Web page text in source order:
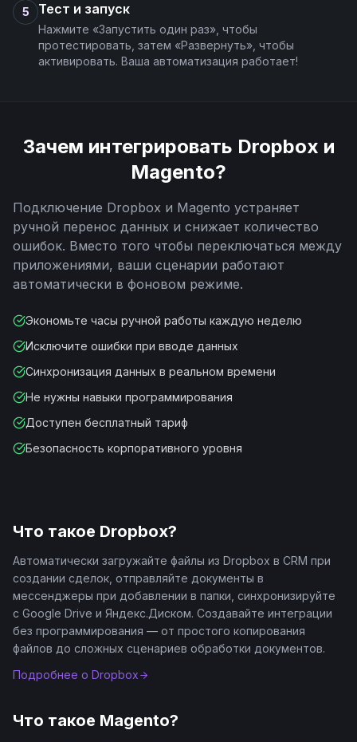
5 Тест и запуск
Нажмите «Запустить один раз», чтобы
протестировать, затем «Развернуть», чтобы
активировать. Ваша автоматизация работает!
Зачем интегрировать Dropbox и
Magento?
Подключение Dropbox и Magento устраняет
ручной перенос данных и снижает количество
ошибок. Вместо того чтобы переключаться между
приложениями, ваши сценарии работают
автоматически в фоновом режиме.
Экономьте часы ручной работы каждую неделю
Исключите ошибки при вводе данных
Синхронизация данных в реальном времени
Не нужны навыки программирования
Доступен бесплатный тариф
Безопасность корпоративного уровня
Что такое Dropbox?
Автоматически загружайте файлы из Dropbox в CRM при
создании сделок, отправляйте документы в
мессенджеры при добавлении в папки, синхронизируйте
с Google Drive и Яндекс.Диском. Создавайте интеграции
без программирования — от простого копирования
файлов до сложных сценариев обработки документов.
Подробнее о Dropbox
Что такое Magento?